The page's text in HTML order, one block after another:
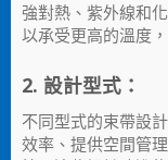
強對熱、紫外線和
以承受更高的溫度
2. 設計型式：
不同型式的束帶設
效率、提供空間管